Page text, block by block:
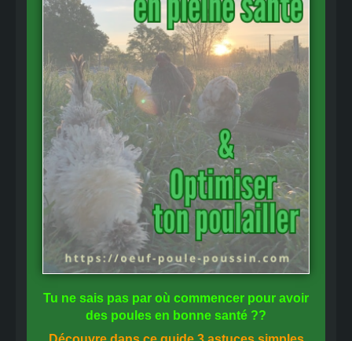
Tu ne sais pas par où commencer pour avoir
des poules en bonne santé ??